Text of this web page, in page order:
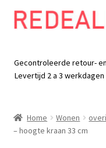
Skip
Skip
Baby en kind
Gecontroleerde retour-
Levertijd 2 a 3 werkdagen
Home Wonen
– hoogte kraan 33 cm